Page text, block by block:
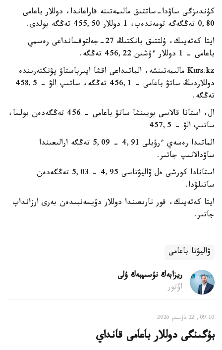
كۇندىزگى ساۋدا-ساتتىق مالىمەتىنە قاراعاندا، دوللار باعامى
0,80 تەڭگەگە تومەندەپ، 1 دوللار 455,50 تەڭگە بولدى.
ايتا كەتەيىك، ۇلتتىق بانكتىڭ 27-جەلتوقسانداعى رەسمي
باعامى - 1 دوللار ءۇشىن 456,22 تەڭگە.
Kurs.kz مالىمەتىنشە، الماتىداعى اقشا ايىرباستاۋ پۋنكتەرىندە
دوللاردىڭ ساتۋ باعامى - 456,1 تەڭگە، ساتىپ الۋ - 458,5
تەڭگە.
ال، استانا قالاسى بويىنشا ساتۋ باعامى - 456 تەڭگەدەن بولسا،
ساتىپ الۋ - 457,5
الماتىدا رەسەي ءرۋبلى 4,91 - 5,09 تەڭگە ارالىعىندا
ساۋدالانىپ جاتىر.
استانادا كورشى ەل ۆاليۋتاسى 4,95 - 5,03 تەڭگەدەن
ساتىلۋدا.
ايتا كەتەيىك، قور نارىعىندا دوللار دۇيسەنبىدەن بەرى ارزانداپ
جاتىر.
ۋاليۋتا باعامى
ريزابەك نۇسىپبەك ۇلى
اۆتور
09:10, 22 ماۋسىم 2026
بۇگىنگى دوللار باعامى قانداي